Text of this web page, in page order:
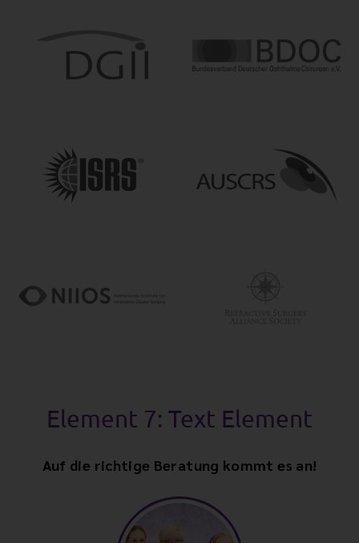
Element 7: Text Element
Auf die richtige Beratung kommt es an!